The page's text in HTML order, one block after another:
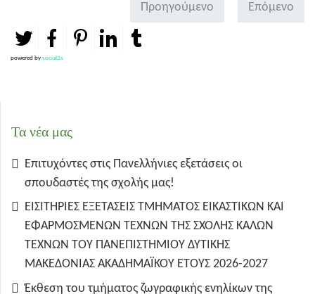
Προηγούμενο Επόμενο
powered by social2s
Τα νέα μας
Επιτυχόντες στις Πανελλήνιες εξετάσεις οι
σπουδαστές της σχολής μας!
ΕΙΣΙΤΗΡΙΕΣ ΕΞΕΤΑΣΕΙΣ ΤΜΗΜΑΤΟΣ ΕΙΚΑΣΤΙΚΩΝ ΚΑΙ
ΕΦΑΡΜΟΣΜΕΝΩΝ ΤΕΧΝΩΝ ΤΗΣ ΣΧΟΛΗΣ ΚΑΛΩΝ
ΤΕΧΝΩΝ ΤΟΥ ΠΑΝΕΠΙΣΤΗΜΙΟΥ ΔΥΤΙΚΗΣ
ΜΑΚΕΔΟΝΙΑΣ ΑΚΑΔΗΜΑΪΚΟΥ ΕΤΟΥΣ 2026-2027
Έκθεση του τμήματος ζωγραφικής ενηλίκων της